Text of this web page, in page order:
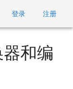
登录 注册
和编